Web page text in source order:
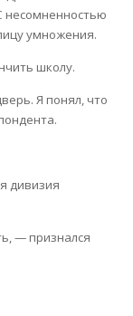
несомненно­стью
умножения.
школу.
Я понял, что
дивизия
— признался